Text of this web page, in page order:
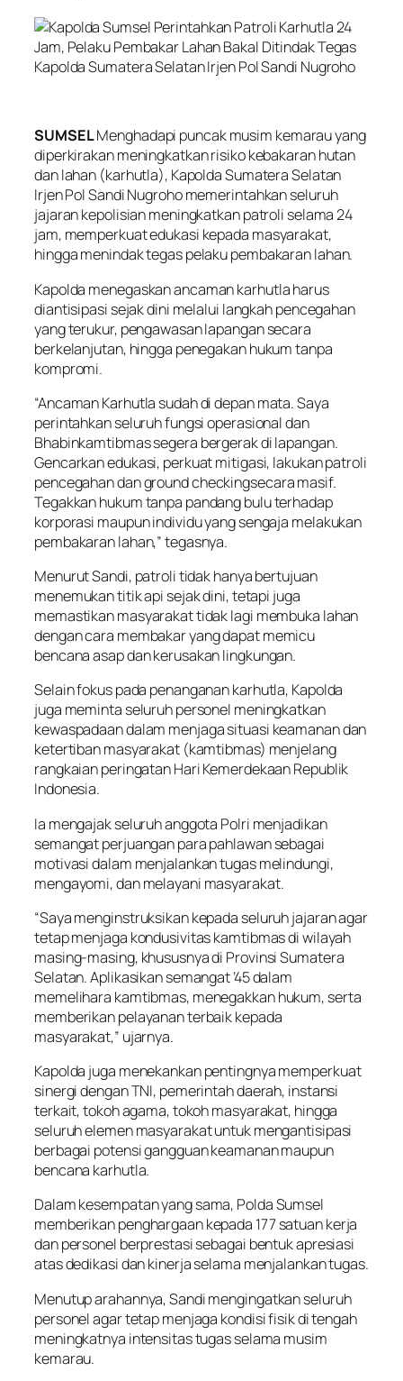
Kapolda Sumatera Selatan Irjen Pol Sandi Nugroho
SUMSELMenghadapi puncak musim kemarau yang
diperkirakan meningkatkan risiko kebakaran hutan
dan lahan (karhutla), Kapolda Sumatera Selatan
Irjen Pol Sandi Nugroho memerintahkan seluruh
jajaran kepolisian meningkatkan patroli selama 24
jam, memperkuat edukasi kepada masyarakat,
hingga menindak tegas pelaku pembakaran lahan.
Kapolda menegaskan ancaman karhutla harus
diantisipasi sejak dini melalui langkah pencegahan
yang terukur, pengawasan lapangan secara
berkelanjutan, hingga penegakan hukum tanpa
kompromi.
“Ancaman Karhutla sudah di depan mata. Saya
perintahkan seluruh fungsi operasional dan
Bhabinkamtibmas segera bergerak di lapangan.
Gencarkan edukasi, perkuat mitigasi, lakukan patroli
pencegahan danground checkingsecara masif.
Tegakkan hukum tanpa pandang bulu terhadap
korporasi maupun individu yang sengaja melakukan
pembakaran lahan,” tegasnya.
Menurut Sandi, patroli tidak hanya bertujuan
menemukan titik api sejak dini, tetapi juga
memastikan masyarakat tidak lagi membuka lahan
dengan cara membakar yang dapat memicu
bencana asap dan kerusakan lingkungan.
Selain fokus pada penanganan karhutla, Kapolda
juga meminta seluruh personel meningkatkan
kewaspadaan dalam menjaga situasi keamanan dan
ketertiban masyarakat (kamtibmas) menjelang
rangkaian peringatan Hari Kemerdekaan Republik
Indonesia.
Ia mengajak seluruh anggota Polri menjadikan
semangat perjuangan para pahlawan sebagai
motivasi dalam menjalankan tugas melindungi,
mengayomi, dan melayani masyarakat.
“Saya menginstruksikan kepada seluruh jajaran agar
tetap menjaga kondusivitas kamtibmas di wilayah
masing-masing, khususnya di Provinsi Sumatera
Selatan. Aplikasikan semangat ’45 dalam
memelihara kamtibmas, menegakkan hukum, serta
memberikan pelayanan terbaik kepada
masyarakat,” ujarnya.
Kapolda juga menekankan pentingnya memperkuat
sinergi dengan TNI, pemerintah daerah, instansi
terkait, tokoh agama, tokoh masyarakat, hingga
seluruh elemen masyarakat untuk mengantisipasi
berbagai potensi gangguan keamanan maupun
bencana karhutla.
Dalam kesempatan yang sama, Polda Sumsel
memberikan penghargaan kepada 177 satuan kerja
dan personel berprestasi sebagai bentuk apresiasi
atas dedikasi dan kinerja selama menjalankan tugas.
Menutup arahannya, Sandi mengingatkan seluruh
personel agar tetap menjaga kondisi fisik di tengah
meningkatnya intensitas tugas selama musim
kemarau.